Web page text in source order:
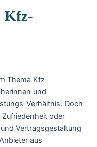
Kfz-
Thema Kfz-
und
Verhältnis. Doch
oder
Vertragsgestaltung
aus